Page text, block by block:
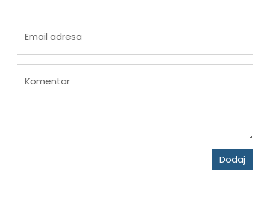
Email adresa
Komentar
Dodaj